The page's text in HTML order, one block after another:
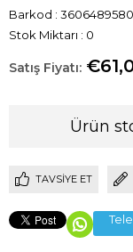
Barkod :
Stok Miktarı : 0
Ürün
TAVSIYE ET